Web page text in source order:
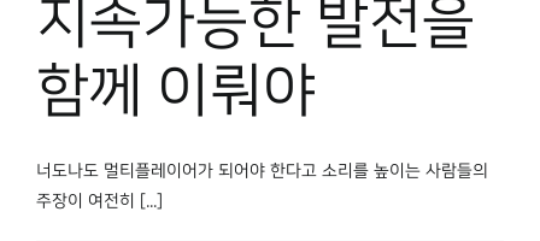
지속가능한 발전을
함께 이뤄야
너도나도 멀티플레이어가 되어야 한다고 소리를 높이는 사람들의
주장이 여전히 [...]